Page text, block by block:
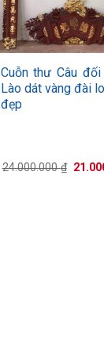
+
Cuỗn thư Câu
Lào dát vàng đài
đẹp
24.000.000₫ Giá